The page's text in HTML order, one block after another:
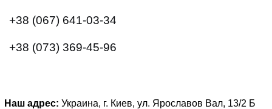
+38 (067) 641-03-34
+38 (073) 369-45-96
Наш адрес: Украина, г. Киев, ул. Ярославов Вал, 13/2 Б